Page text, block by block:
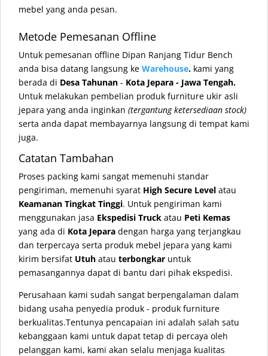
mebel yang anda pesan.
Metode Pemesanan Offline
Untuk pemesanan offline Dipan Ranjang Tidur Bench
anda bisa datang langsung ke Warehouse. kami yang
berada di Desa Tahunan - Kota Jepara - Jawa Tengah.
Untuk melakukan pembelian produk furniture ukir asli
jepara yang anda inginkan (tergantung ketersediaan stock)
serta anda dapat membayarnya langsung di tempat kami
juga.
Catatan Tambahan
Proses packing kami sangat memenuhi standar
pengiriman, memenuhi syarat High Secure Level atau
Keamanan Tingkat Tinggi. Untuk pengiriman kami
menggunakan jasa Ekspedisi Truck atau Peti Kemas
yang ada di Kota Jepara dengan harga yang terjangkau
dan terpercaya serta produk mebel jepara yang kami
kirim bersifat Utuh atau terbongkar untuk
pemasangannya dapat di bantu dari pihak ekspedisi.
Perusahaan kami sudah sangat berpengalaman dalam
bidang usaha penyedia produk - produk furniture
berkualitas.Tentunya pencapaian ini adalah salah satu
kebanggaan kami untuk dapat tetap di percaya oleh
pelanggan kami, kami akan selalu menjaga kualitas